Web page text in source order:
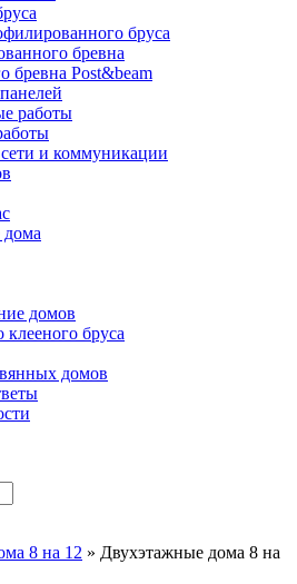
бруса
бревна
бревна Post&beam
работы
и коммуникации
домов
клееного бруса
домов
8 на 12 » Двухэтажные дома 8 на